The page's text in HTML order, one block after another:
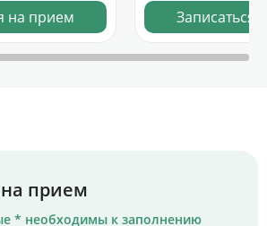
на прием Записаться
прием
* необходимы к заполнению